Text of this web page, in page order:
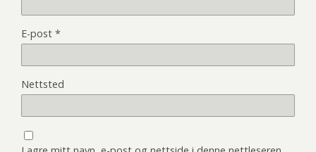
E-post *
Nettsted